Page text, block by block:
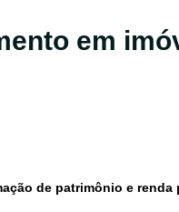
em
de patrimônio e